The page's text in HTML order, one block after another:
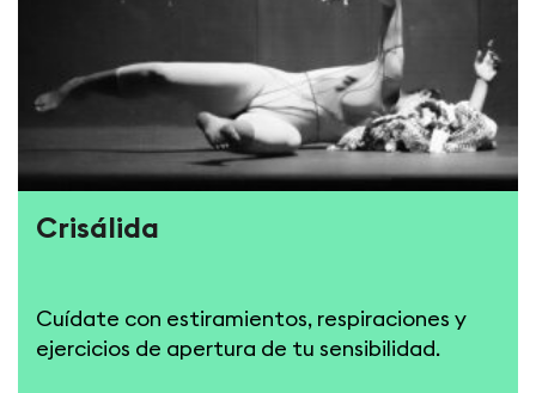
Crisálida
Cuídate con estiramientos, respiraciones y
ejercicios de apertura de tu sensibilidad.